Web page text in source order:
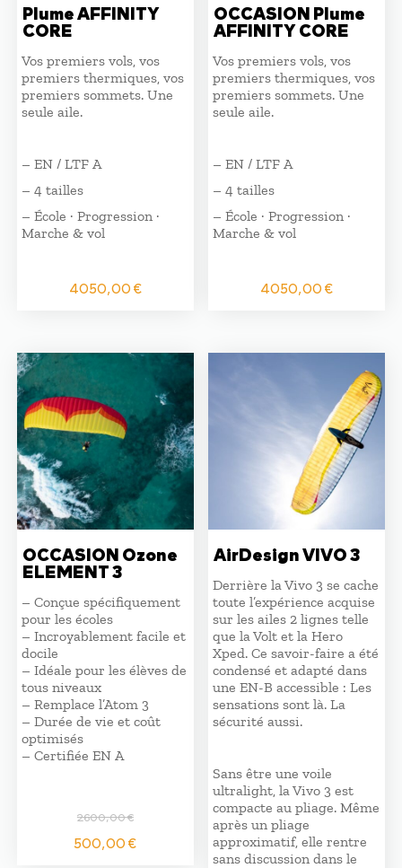
Plume AFFINITY
CORE
Vos premiers vols, vos
premiers thermiques, vos
premiers sommets. Une
seule aile.
– EN / LTF A
– 4 tailles
– École · Progression ·
Marche & vol
4050,00€
OCCASION Plume
AFFINITY CORE
Vos premiers vols, vos
premiers thermiques, vos
premiers sommets. Une
seule aile.
– EN / LTF A
– 4 tailles
– École · Progression ·
Marche & vol
4050,00€
OCCASION Ozone
ELEMENT 3
– Conçue spécifiquement
pour les écoles
– Incroyablement facile et
docile
– Idéale pour les élèves de
tous niveaux
– Remplace l’Atom 3
– Durée de vie et coût
optimisés
– Certifiée EN A
2600,00€
Le
prix
500,00€Le
AirDesign VIVO 3
Derrière la Vivo 3 se cache
toute l’expérience acquise
sur les ailes 2 lignes telle
que la Volt et la Hero
Xped. Ce savoir-faire a été
condensé et adapté dans
une EN-B accessible : Les
sensations sont là. La
sécurité aussi.
Sans être une voile
ultralight, la Vivo 3 est
compacte au pliage. Même
après un pliage
approximatif, elle rentre
sans discussion dans le